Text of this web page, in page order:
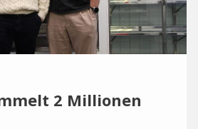
2 Millionen